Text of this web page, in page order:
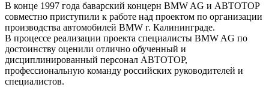
В конце 1997 года баварский концерн BMW AG и АВТОТОР
совместно приступили к работе над проектом по организации
производства автомобилей BMW г. Калининграде.
В процессе реализации проекта специалисты BMW AG по
достоинству оценили отлично обученный и
дисциплинированный персонал АВТОТОР,
профессиональную команду российских руководителей и
специалистов.